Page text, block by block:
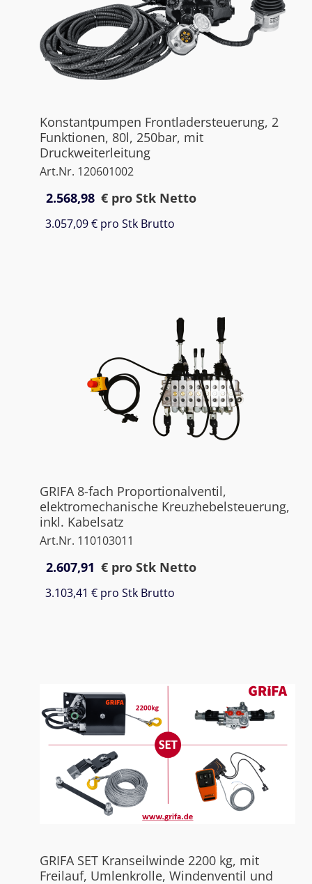
Konstantpumpen Frontladersteuerung, 2
Funktionen, 80l, 250bar, mit
Druckweiterleitung
Art.Nr. 120601002
2.568,98 € pro Stk Netto
3.057,09 € pro Stk Brutto
GRIFA 8-fach Proportionalventil,
elektromechanische Kreuzhebelsteuerung,
inkl. Kabelsatz
Art.Nr. 110103011
2.607,91 € pro Stk Netto
3.103,41 € pro Stk Brutto
GRIFA SET Kranseilwinde 2200 kg, mit
Freilauf, Umlenkrolle, Windenventil und